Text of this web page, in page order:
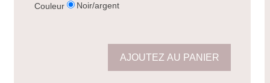
Couleur Noir/argent